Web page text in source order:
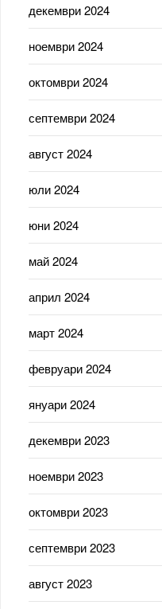
декември 2024
ноември 2024
октомври 2024
септември 2024
август 2024
юли 2024
юни 2024
май 2024
април 2024
март 2024
февруари 2024
януари 2024
декември 2023
ноември 2023
октомври 2023
септември 2023
август 2023